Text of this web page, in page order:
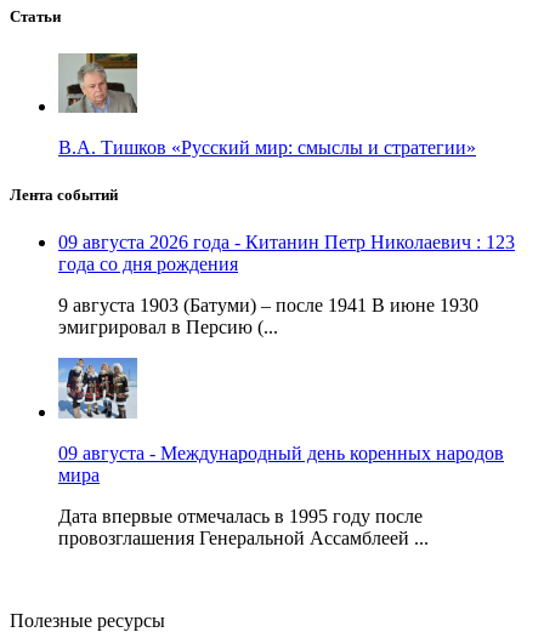
Статьи
В.А. Тишков «Русский мир: смыслы и стратегии»
Лента событий
09 августа 2026 года - Китанин Петр Николаевич : 123
года со дня рождения
9 августа 1903 (Батуми) – после 1941 В июне 1930
эмигрировал в Персию (...
09 августа - Международный день коренных народов
мира
Дата впервые отмечалась в 1995 году после
провозглашения Генеральной Ассамблеей ...
Полезные ресурсы